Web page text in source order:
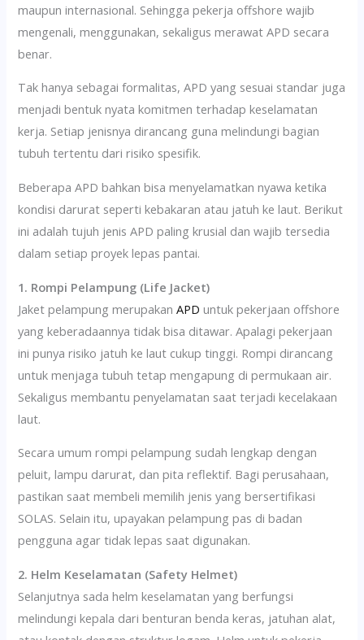
maupun internasional. Sehingga pekerja offshore wajib
mengenali, menggunakan, sekaligus merawat APD secara
benar.
Tak hanya sebagai formalitas, APD yang sesuai standar juga
menjadi bentuk nyata komitmen terhadap keselamatan
kerja. Setiap jenisnya dirancang guna melindungi bagian
tubuh tertentu dari risiko spesifik.
Beberapa APD bahkan bisa menyelamatkan nyawa ketika
kondisi darurat seperti kebakaran atau jatuh ke laut. Berikut
ini adalah tujuh jenis APD paling krusial dan wajib tersedia
dalam setiap proyek lepas pantai.
1. Rompi Pelampung (Life Jacket)
Jaket pelampung merupakanAPD untuk pekerjaan offshore
yang keberadaannya tidak bisa ditawar. Apalagi pekerjaan
ini punya risiko jatuh ke laut cukup tinggi. Rompi dirancang
untuk menjaga tubuh tetap mengapung di permukaan air.
Sekaligus membantu penyelamatan saat terjadi kecelakaan
laut.
Secara umum rompi pelampung sudah lengkap dengan
peluit, lampu darurat, dan pita reflektif. Bagi perusahaan,
pastikan saat membeli memilih jenis yang bersertifikasi
SOLAS. Selain itu, upayakan pelampung pas di badan
pengguna agar tidak lepas saat digunakan.
2. Helm Keselamatan (Safety Helmet)
Selanjutnya sada helm keselamatan yang berfungsi
melindungi kepala dari benturan benda keras, jatuhan alat,